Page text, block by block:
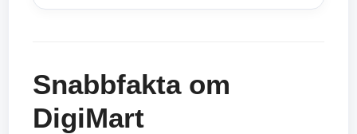
Snabbfakta om
DigiMart